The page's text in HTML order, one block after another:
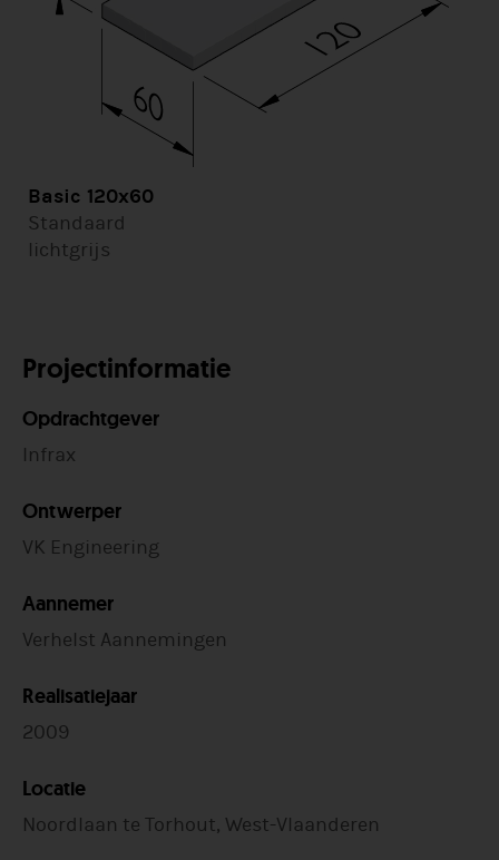
Basic 120x60
Standaard
lichtgrijs
Projectinformatie
Opdrachtgever
Infrax
Ontwerper
VK Engineering
Aannemer
Verhelst Aannemingen
Realisatiejaar
2009
Locatie
Noordlaan te Torhout, West-Vlaanderen